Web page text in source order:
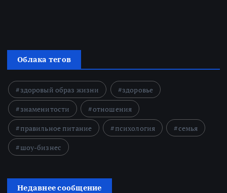
Облака тегов
здоровый образ жизни
здоровье
знаменитости
отношения
правильное питание
психология
семья
шоу-бизнес
Недавнее сообщение